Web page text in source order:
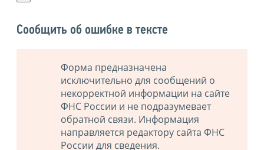
Сообщить об ошибке в тексте
Форма предназначена
исключительно для сообщений о
некорректной информации на сайте
ФНС России и не подразумевает
обратной связи. Информация
направляется редактору сайта ФНС
России для сведения.